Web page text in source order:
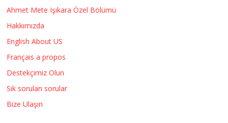
Ahmet Mete Işıkara Özel Bölümü
Hakkımızda
English About US
Français a propos
Destekçimiz Olun
Sık sorulan sorular
Bize Ulaşın